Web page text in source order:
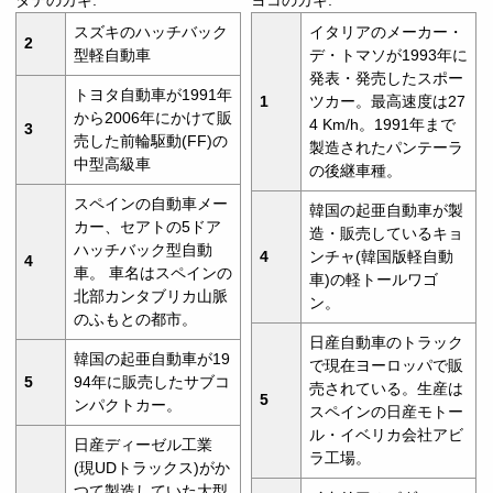
2
スズキのハッチバック
型軽自動車
3
トヨタ自動車が1991年
から2006年にかけて販
売した前輪駆動(FF)の
中型高級車
4
スペインの自動車メー
カー、セアトの5ドア
ハッチバック型自動
車。 車名はスペインの
北部カンタブリカ山脈
のふもとの都市。
5
韓国の起亜自動車が19
94年に販売したサブコ
ンパクトカー。
日産ディーゼル工業
(現UDトラックス)がか
1
イタリアのメーカー・
デ・トマソが1993年に
発表・発売したスポー
ツカー。最高速度は27
4 Km/h。1991年まで
製造されたパンテーラ
の後継車種。
4
韓国の起亜自動車が製
造・販売しているキョ
ンチャ(韓国版軽自動
車)の軽トールワゴ
ン。
5
日産自動車のトラック
で現在ヨーロッパで販
売されている。生産は
スペインの日産モトー
ル・イベリカ会社アビ
ラ工場。